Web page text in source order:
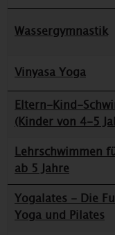
Wassergymnastik
Vinyasa Yoga
Eltern-Kind-
(Kinder von 4-5
Lehrschwimmen
ab 5 Jahre
Yogalates - Die
Yoga und Pilates